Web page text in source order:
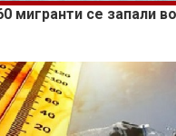
мигранти се запали